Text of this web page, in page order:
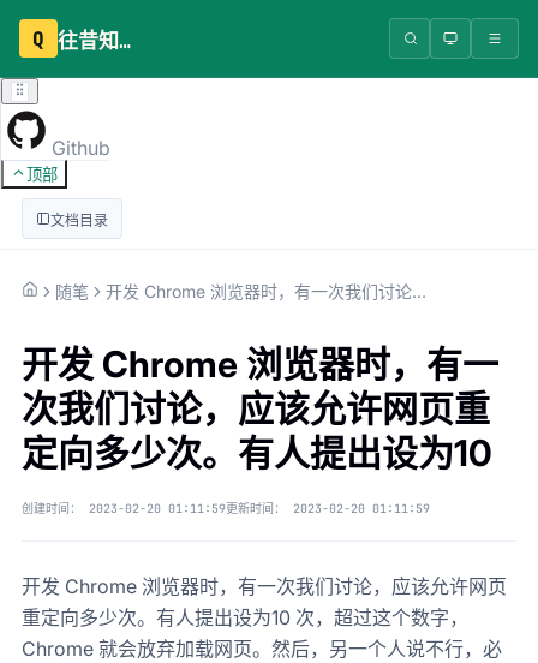
Q 往昔知识库
Github
顶部
文档目录
随笔 开发 Chrome 浏览器时，有一次我们讨论，应该允许网页重定向多少次。有人提出设为10
开发 Chrome 浏览器时，有一
次我们讨论，应该允许网页重
定向多少次。有人提出设为10
创建时间： 2023-02-20 01:11:59更新时间： 2023-02-20 01:11:59
开发 Chrome 浏览器时，有一次我们讨论，应该允许网页
重定向多少次。有人提出设为10 次，超过这个数字，
Chrome 就会放弃加载网页。然后，另一个人说不行，必